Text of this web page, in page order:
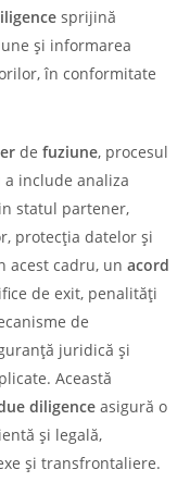
sprijină
și informarea
în conformitate
de fuziune, procesul
include analiza
statul partener,
protecția datelor și
acest cadru, un acord
de exit, penalități
de
juridică și
Această
diligence asigură o
și legală,
și transfrontaliere.